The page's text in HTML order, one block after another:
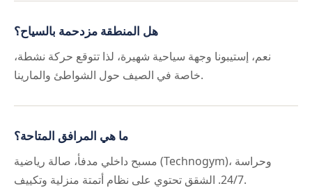
هل المنطقة مزدحمة بالسياح؟
نعم، إستيبونا وجهة سياحية شهيرة، لذا تتوقع حركة نشطة،
خاصة في الصيف حول الشواطئ والمارينا.
ما هي المرافق المتاحة؟
مسبح داخلي مدفأ، صالة رياضية (Technogym)، وحراسة
24/7. الشقق تحتوي على نظام أتمتة منزلية وتكييف.